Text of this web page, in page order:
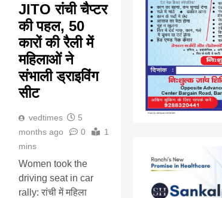
JITO रांची चैप्टर
की पहल, 50
कारों की रैली में
महिलाओं ने
संभाली ड्राइविंग
सीट
vedtimes
5
months ago
0
1
mins
Women took the
driving seat in car
rally: रांची में महिला